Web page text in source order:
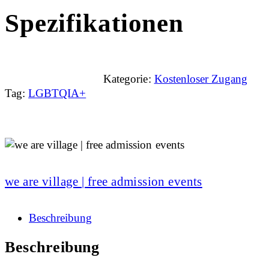
Spezifikationen
Kategorie: Kostenloser Zugang
Tag: LGBTQIA+
we are village | free admission events
Beschreibung
Beschreibung